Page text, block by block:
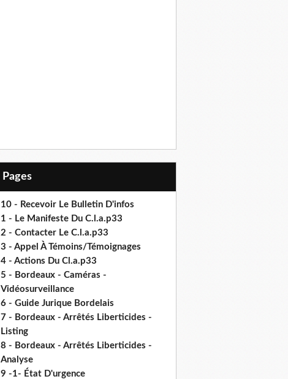
Pages
10 - Recevoir Le Bulletin D'infos
1 - Le Manifeste Du C.l.a.p33
2 - Contacter Le C.l.a.p33
3 - Appel À Témoins/Témoignages
4 - Actions Du Cl.a.p33
5 - Bordeaux - Caméras -
Vidéosurveillance
6 - Guide Jurique Bordelais
7 - Bordeaux - Arrêtés Liberticides -
Listing
8 - Bordeaux - Arrêtés Liberticides -
Analyse
9 -1- État D'urgence